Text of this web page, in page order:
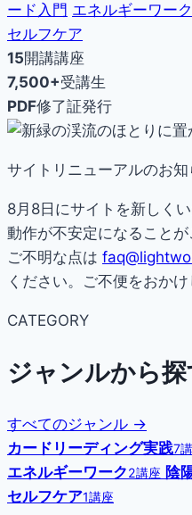
ード入門 エネルギーワーク
セルフケア
15開講講座
7,500+受講生
PDF修了証発行
サイトリニューアルのお知
8月8日にサイトを新しく
動作が不安定になること
ご不明な点は
ください。ご不便をおか
CATEGORY
ジャンルから
すべてのジャンル →
カードリーディング実践7
エネルギーワーク2講座 陰
セルフケア1講座